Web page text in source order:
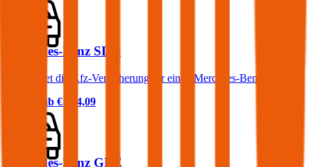
Mercedes-Benz SLK
Was kostet die Kfz-Versicherung für einen Mercedes-Benz SLK?
Prämie ab € 104,09
Mercedes-Benz GLE